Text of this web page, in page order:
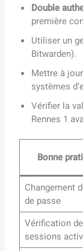
Double
première
Utiliser un
Bitwarden).
Mettre à
systèmes
Vérifier la
Rennes 1
Bonne
Changement
de passe
Vérification
sessions